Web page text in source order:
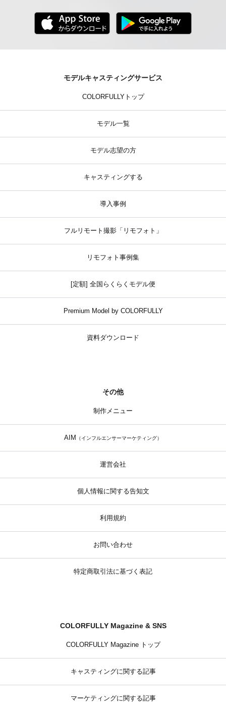
モデルキャスティングサービス
COLORFULLYトップ
モデル一覧
モデル志望の方
キャスティングする
導入事例
フルリモート撮影「リモフォト」
リモフォト事例集
[定額] 全国らくらくモデル便
Premium Model by COLORFULLY
資料ダウンロード
その他
制作メニュー
AIM （インフルエンサーマーケティング）
運営会社
個人情報に関する告知文
利用規約
お問い合わせ
特定商取引法に基づく表記
COLORFULLY Magazine & SNS
COLORFULLY Magazine トップ
キャスティングに関する記事
マーケティングに関する記事